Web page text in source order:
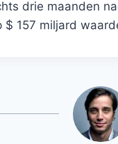
drie maanden
157 miljard